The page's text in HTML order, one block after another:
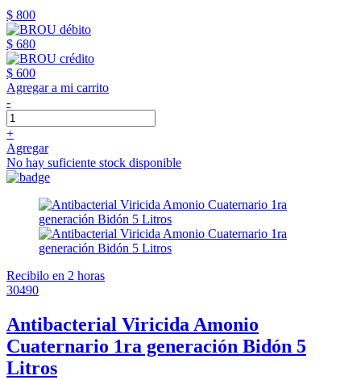
$ 800
$ 680
$ 600
Agregar a mi carrito
-
+
Agregar
No hay suficiente stock disponible
Recibilo en 2 horas
30490
Antibacterial Viricida Amonio
Cuaternario 1ra generación Bidón 5
Litros